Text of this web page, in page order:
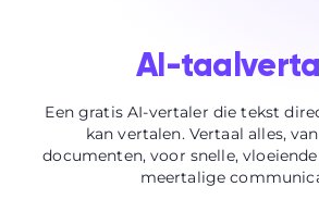
AI-
Een gratis AI-vertaler die tekst
kan vertalen. Vertaal alles,
documenten, voor snelle,
meertalige